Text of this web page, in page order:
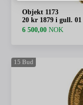
Objekt 1173
20 kr 1879 i gull. 01
6 500,00 NOK
15 Bud